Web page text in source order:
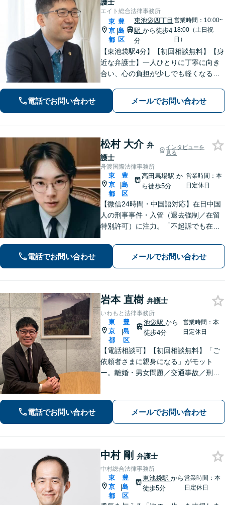
護士
エイト総合法律事務所
東
京
都
|
豊
島
区
東池袋四丁目
駅から徒歩4
分
営業時間：10:00~
18:00（土日祝
日）
【東池袋駅4分】【初回相談無料】【身
近な弁護士】一人ひとりに丁寧に向き
合い、心の負担が少しでも軽くなるよ
も目を向け、その先の暮らしまで見据
えた支援を大切にしています。少しで
電話でお問い合わせ メールでお問い合わせ
松村 大介 弁
護士
インタビューを
見る
舟渡国際法律事務所
東
京
都
|
豊
島
区
高田馬場駅 か
ら徒歩5分
営業時間：本
日定休日
【微信24時間・中国語対応】在日中国
人の刑事事件・入管（退去強制／在留
特別許可）に注力。「不起訴でも在留
え、難関案件を最後まで闘う弁護士。
初回相談無料・全国対応。微信：mats
umura1119
電話でお問い合わせ メールでお問い合わせ
岩本 直樹 弁護士
いわもと法律事務所
東
京
都
|
豊
島
区
池袋駅から
徒歩4分
営業時間：本
日定休日
【電話相談可】【初回相談無料】「ご
依頼者さまに親身になる」がモット
ー。離婚・男女問題／交通事故／刑事
トラブルも解決まで尽力します【休
日・夜間相談可】【完全個室】【池袋
電話でお問い合わせ メールでお問い合わせ
中村 剛 弁護士
中村総合法律事務所
東
京
都
|
豊
島
区
東池袋駅 から
徒歩5分
営業時間：本
日定休日